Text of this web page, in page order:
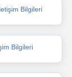
Bilgileri
Bilgileri